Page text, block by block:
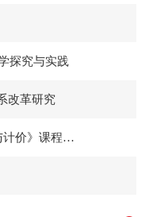
探究与实践
改革研究
课程思政”理念下《建筑工程计量与计价》课程教学设计